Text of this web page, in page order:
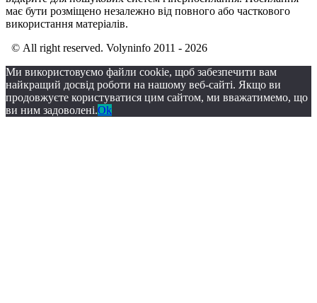
має бути розміщено незалежно від повного або часткового
використання матеріалів.
© All right reserved. Volyninfo 2011 - 2026
Ми використовуємо файли cookie, щоб забезпечити вам
найкращий досвід роботи на нашому веб-сайті. Якщо ви
продовжуєте користуватися цим сайтом, ми вважатимемо, що
ви ним задоволені.Ok